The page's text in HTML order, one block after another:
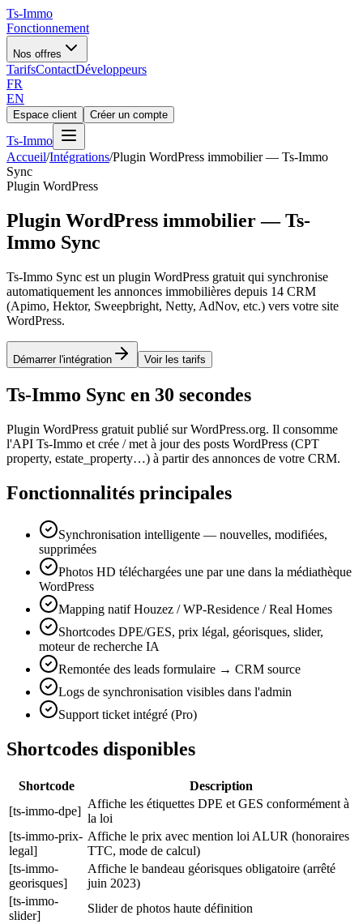
Ts-Immo
Fonctionnement
Nos offres
TarifsContactDéveloppeurs
FR
EN
Espace client Créer un compte
Ts-Immo
Accueil/Intégrations/Plugin WordPress immobilier — Ts-Immo
Sync
Plugin WordPress
Plugin WordPress immobilier — Ts-
Immo Sync
Ts-Immo Sync est un plugin WordPress gratuit qui synchronise
automatiquement les annonces immobilières depuis 14 CRM
(Apimo, Hektor, Sweepbright, Netty, AdNov, etc.) vers votre site
WordPress.
Démarrer l'intégration Voir les tarifs
Ts-Immo Sync en 30 secondes
Plugin WordPress gratuit publié sur WordPress.org. Il consomme
l'API Ts-Immo et crée / met à jour des posts WordPress (CPT
property, estate_property…) à partir des annonces de votre CRM.
Fonctionnalités principales
Synchronisation intelligente — nouvelles, modifiées,
supprimées
Photos HD téléchargées une par une dans la médiathèque
WordPress
Mapping natif Houzez / WP-Residence / Real Homes
Shortcodes DPE/GES, prix légal, géorisques, slider,
moteur de recherche IA
Remontée des leads formulaire → CRM source
Logs de synchronisation visibles dans l'admin
Support ticket intégré (Pro)
Shortcodes disponibles
Shortcode
Description
[ts-immo-dpe]
Affiche les étiquettes DPE et GES conformément à
la loi
[ts-immo-prix-
legal]
Affiche le prix avec mention loi ALUR (honoraires
TTC, mode de calcul)
[ts-immo-
georisques]
Affiche le bandeau géorisques obligatoire (arrêté
juin 2023)
[ts-immo-
slider]
Slider de photos haute définition